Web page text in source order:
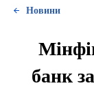
Новини
банк